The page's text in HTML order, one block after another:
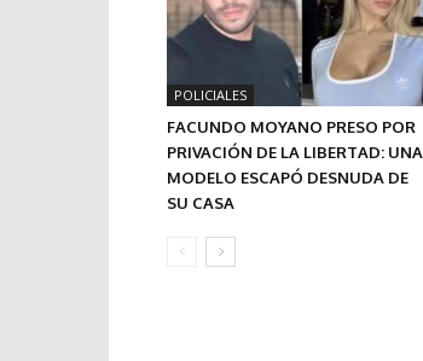
POLICIALES
FACUNDO MOYANO PRESO POR
PRIVACIÓN DE LA LIBERTAD: UNA
MODELO ESCAPÓ DESNUDA DE
SU CASA